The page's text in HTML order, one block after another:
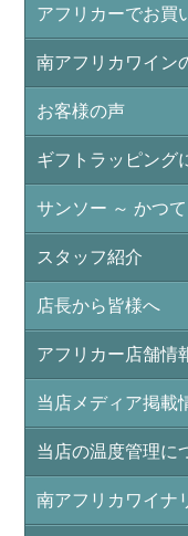
アフリカーでお買
南アフリカワイン
お客様の声
ギフトラッピング
サンソー ～ かつ
スタッフ紹介
店長から皆様へ
アフリカー店舗情
当店メディア掲載
当店の温度管理に
南アフリカワイナ